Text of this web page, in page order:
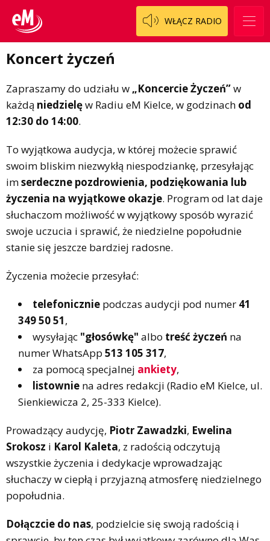
WŁĄCZ RADIO
Pacjent, którego nie zapomnę
Pasjonaci
Piąta strona świata
Prawdę mówiąc
Słowo Dnia
Weekend z blondynką
W starych Kielcach
Wszystko w temacie
Logo do pobrania
Regulamin konkursów
Regulamin przesyłania materiałów
Regulamin sklepu internetowego
Regulamin darowizn
Polityka prywatności
ZNAJDZIESZ NAS TAKŻE NA
Koncert życzeń
Zapraszamy do udziału w „Koncercie Życzeń”w
każdą niedzielęw Radiu eM Kielce, w godzinach od
12:30 do 14:00.
To wyjątkowa audycja, w której możecie sprawić
swoim bliskim niezwykłą niespodziankę, przesyłając
imserdeczne pozdrowienia, podziękowania lub
życzenia na wyjątkowe okazje. Program od lat daje
słuchaczom możliwość w wyjątkowy sposób wyrazić
swoje uczucia i sprawić, że niedzielne popołudnie
stanie się jeszcze bardziej radosne.
Życzenia możecie przesyłać:
telefonicznie podczas audycji pod numer 41
349 50 51,
wysyłając "głosówkę" albo treść życzeń na
numer WhatsApp 513 105 317,
za pomocą specjalnej ankiety,
listownie na adres redakcji (Radio eM Kielce, ul.
Sienkiewicza 2, 25-333 Kielce).
Prowadzący audycję, Piotr Zawadzki, Ewelina
Srokosz i Karol Kaleta, z radością odczytują
wszystkie życzenia i dedykacje wprowadzając
słuchaczy w ciepłą i przyjazną atmosferę niedzielnego
popołudnia.
Dołączcie do nas, podzielcie się swoją radością i